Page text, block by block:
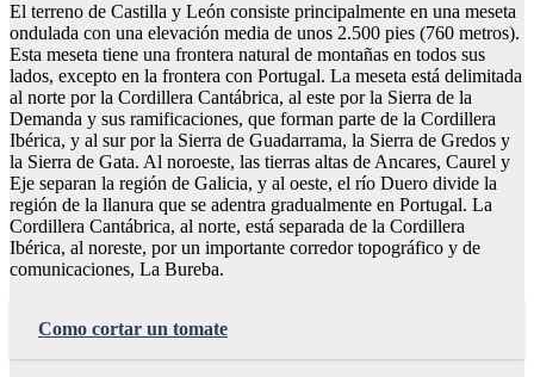
El terreno de Castilla y León consiste principalmente en una meseta
ondulada con una elevación media de unos 2.500 pies (760 metros).
Esta meseta tiene una frontera natural de montañas en todos sus
lados, excepto en la frontera con Portugal. La meseta está delimitada
al norte por la Cordillera Cantábrica, al este por la Sierra de la
Demanda y sus ramificaciones, que forman parte de la Cordillera
Ibérica, y al sur por la Sierra de Guadarrama, la Sierra de Gredos y
la Sierra de Gata. Al noroeste, las tierras altas de Ancares, Caurel y
Eje separan la región de Galicia, y al oeste, el río Duero divide la
región de la llanura que se adentra gradualmente en Portugal. La
Cordillera Cantábrica, al norte, está separada de la Cordillera
Ibérica, al noreste, por un importante corredor topográfico y de
comunicaciones, La Bureba.
Como cortar un tomate